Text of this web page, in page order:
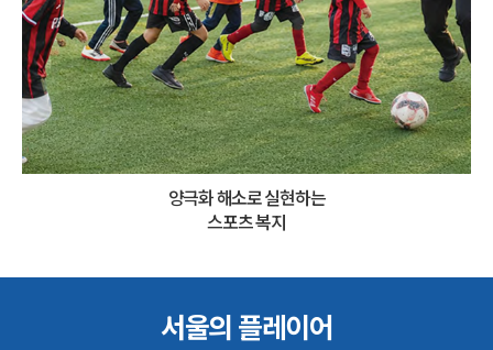
양극화 해소로 실현하는
스포츠 복지
서울의 플레이어